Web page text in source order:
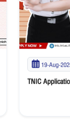
19-Aug-
TNIC